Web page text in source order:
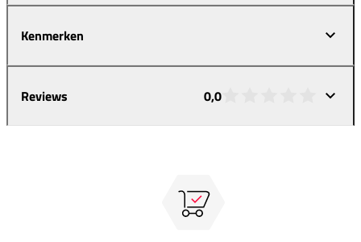
Kenmerken
Reviews 0,0